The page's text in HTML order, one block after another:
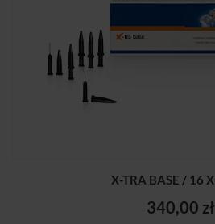
X-TRA BASE / 16
340,00 zł